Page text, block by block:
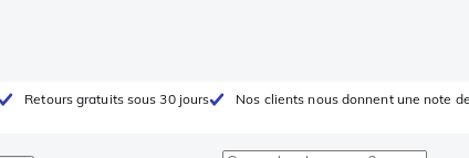
Retours gratuits sous 30 jours Nos clients nous donnent une note